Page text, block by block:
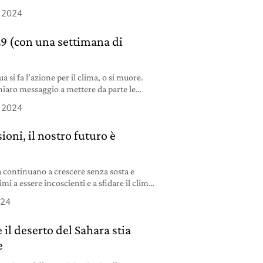
(con una settimana di
si fa l’azione per il clima, o si muore.
messaggio a mettere da parte le
il nostro futuro è
a crescere senza sosta e
a essere incoscienti e a sfidare il clima
il deserto del Sahara stia